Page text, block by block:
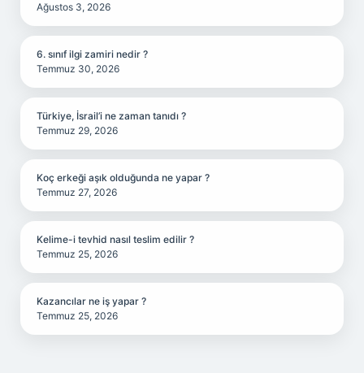
Ağustos 3, 2026
6. sınıf ilgi zamiri nedir ?
Temmuz 30, 2026
Türkiye, İsrail’i ne zaman tanıdı ?
Temmuz 29, 2026
Koç erkeği aşık olduğunda ne yapar ?
Temmuz 27, 2026
Kelime-i tevhid nasıl teslim edilir ?
Temmuz 25, 2026
Kazancılar ne iş yapar ?
Temmuz 25, 2026